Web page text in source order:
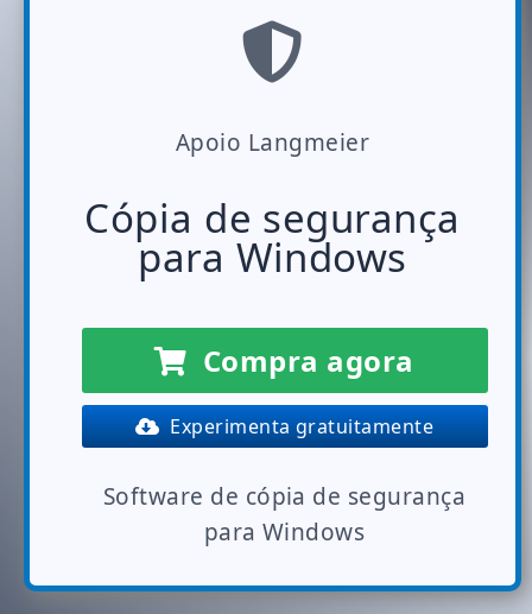
Apoio Langmeier
Cópia de segurança
para Windows
Compra agora
Experimenta gratuitamente
Software de cópia de segurança
para Windows